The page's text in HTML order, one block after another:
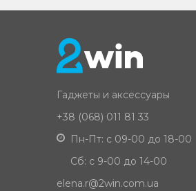
Гаджеты и аксессуары
+38 (068) 011 81 33
Пн-Пт: с 09-00 до 18-00
Сб: с 9-00 до 14-00
elena.r@2win.com.ua